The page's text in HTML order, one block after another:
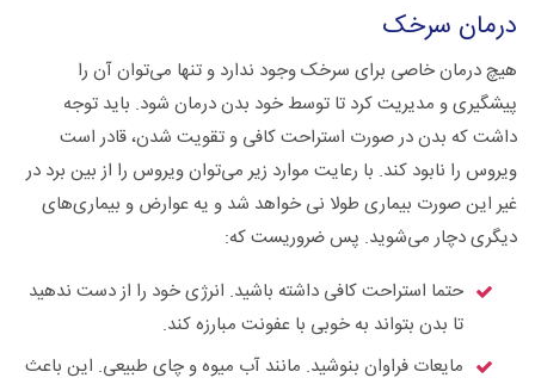
درمان سرخک
هیچ درمان خاصی برای سرخک وجود ندارد و تنها می‌توان آن را
پیشگیری و مدیریت کرد تا توسط خود بدن درمان شود. باید توجه
داشت که بدن در صورت استراحت کافی و تقویت شدن، قادر است
ویروس را نابود کند. با رعایت موارد زیر می‌توان ویروس را از بین برد در
غیر این صورت بیماری طولا نی خواهد شد و یه عوارض و بیماری‌ها‌ی
دیگری دچار می‌شوید. پس ضروریست که:
حتما استراحت کافی داشته باشید. انرژی خود را از دست ندهید
تا بدن بتواند به خوبی با عفونت مبارزه کند.
مایعات فراوان بنوشید. مانند آب میوه و چای طبیعی. این باعث